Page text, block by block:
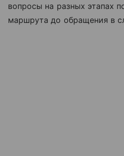
вопросы на разных этапах
маршрута до обращения в